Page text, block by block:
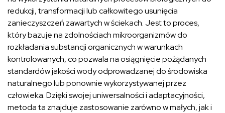
redukcji, transformacji lub całkowitego usunięcia
zanieczyszczeń zawartych w ściekach. Jest to proces,
który bazuje na zdolnościach mikroorganizmów do
rozkładania substancji organicznych w warunkach
kontrolowanych, co pozwala na osiągnięcie pożądanych
standardów jakości wody odprowadzanej do środowiska
naturalnego lub ponownie wykorzystywanej przez
człowieka. Dzięki swojej uniwersalności i adaptacyjności,
metoda ta znajduje zastosowanie zarówno w małych, jak i